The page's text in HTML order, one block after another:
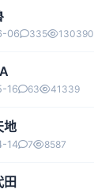
06 335 130390
16 63 41339
地
14 7 8587